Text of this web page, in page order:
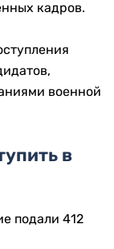
кадров.
военной
в
подали 412